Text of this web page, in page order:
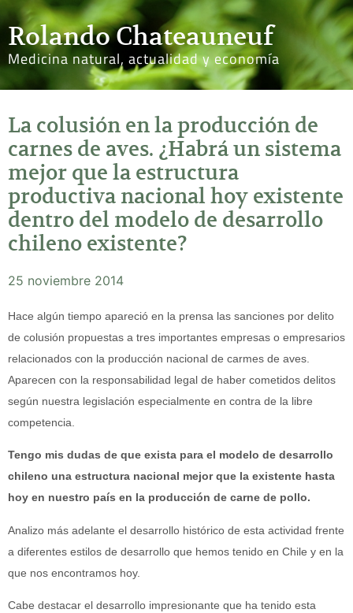
Rolando Chateauneuf
Medicina natural, actualidad y economía
La colusión en la producción de
carnes de aves. ¿Habrá un sistema
mejor que la estructura
productiva nacional hoy existente
dentro del modelo de desarrollo
chileno existente?
25 noviembre 2014
Hace algún tiempo apareció en la prensa las sanciones por delito
de colusión propuestas a tres importantes empresas o empresarios
relacionados con la producción nacional de carmes de aves.
Aparecen con la responsabilidad legal de haber cometidos delitos
según nuestra legislación especialmente en contra de la libre
competencia.
Tengo mis dudas de que exista para el modelo de desarrollo
chileno una estructura nacional mejor que la existente hasta
hoy en nuestro país en la producción de carne de pollo.
Analizo más adelante el desarrollo histórico de esta actividad frente
a diferentes estilos de desarrollo que hemos tenido en Chile y en la
que nos encontramos hoy.
Cabe destacar el desarrollo impresionante que ha tenido esta